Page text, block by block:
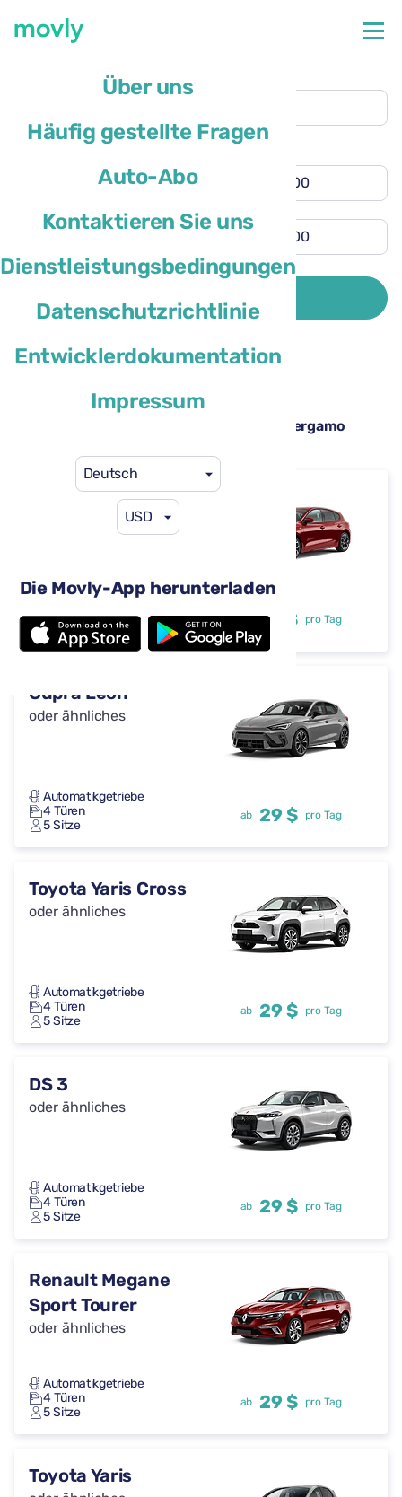
Über uns
Häufig gestellte Fragen
Auto-Abo
Kontaktieren Sie uns
Dienstleistungsbedingungen
Datenschutzrichtlinie
Entwicklerdokumentation
Impressum
Deutsch
USD
Die Movly-App herunterladen
Rückgabe an anderem Ort
Das Wohnsitzland des Fahrers ist
Verfügbare Mietwagen am Flughafen Bergamo
Ford Focus
Automatikgetriebe
4 Türen
5 Sitze
ab 29 $ pro Tag
Cupra Leon
oder ähnliches
Automatikgetriebe
4 Türen
5 Sitze
ab 29 $ pro Tag
Toyota Yaris Cross
oder ähnliches
Automatikgetriebe
4 Türen
5 Sitze
ab 29 $ pro Tag
DS 3
oder ähnliches
Automatikgetriebe
4 Türen
5 Sitze
ab 29 $ pro Tag
Renault Megane
Sport Tourer
oder ähnliches
Automatikgetriebe
4 Türen
5 Sitze
ab 29 $ pro Tag
Toyota Yaris